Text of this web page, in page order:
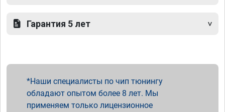
Гарантия 5 лет
Наши специалисты по чип тюнингу
обладают опытом более 8 лет. Мы
применяем только лицензионное